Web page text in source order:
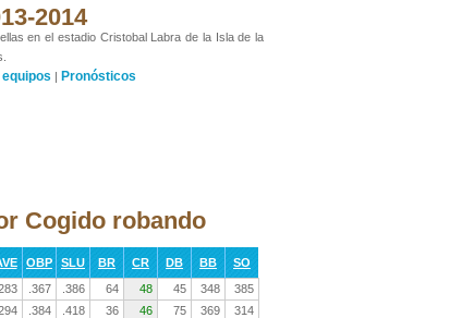
2014
en el estadio Cristobal Labra de la Isla de la
| Pronósticos
Cogido robando
OBP SLU BR CR DB BB
SO
.367 .386 64 48 45 348
385
.384 .418 36 46 75 369
314